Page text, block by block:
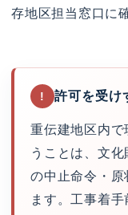
存地区担当窓口に
! 許可を受け
重伝建地区内
うことは、文
の中止命令・原
ます。工事着